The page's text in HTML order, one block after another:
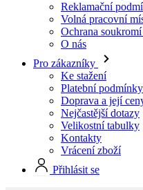
Pro zákazníky
Ke stažení
Platební podmínky
Doprava a její ceny
Nejčastější dotazy
Velikostní tabulky
Kontakty
Vrácení zboží
Přihlásit se